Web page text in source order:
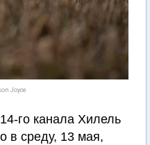
Joyce
го канала Хилель
в среду, 13 мая,